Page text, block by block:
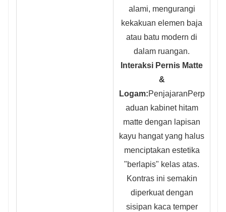
alami, mengurangi
kekakuan elemen baja
atau batu modern di
dalam ruangan.
Interaksi Pernis Matte
&
Logam:PenjajaranPerp
aduan kabinet hitam
matte dengan lapisan
kayu hangat yang halus
menciptakan estetika
"berlapis" kelas atas.
Kontras ini semakin
diperkuat dengan
sisipan kaca temper